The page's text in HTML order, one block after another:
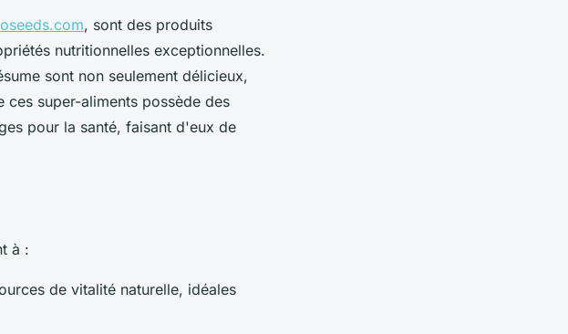
, sont des produits
nutritionnelles exceptionnelles.
sont non seulement délicieux,
ces super-aliments possède des
pour la santé, faisant d'eux de
à :
de vitalité naturelle, idéales